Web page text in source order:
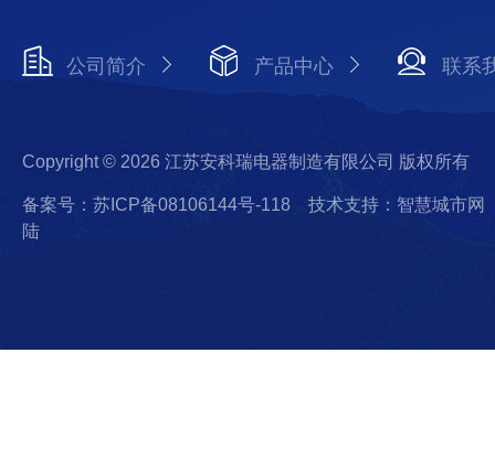
公司简介 产品中心 联系
Copyright © 2026 江苏安科瑞电器制造有限公司 版权所有
备案号：苏ICP备08106144号-118
技术支持：智慧城市网
陆